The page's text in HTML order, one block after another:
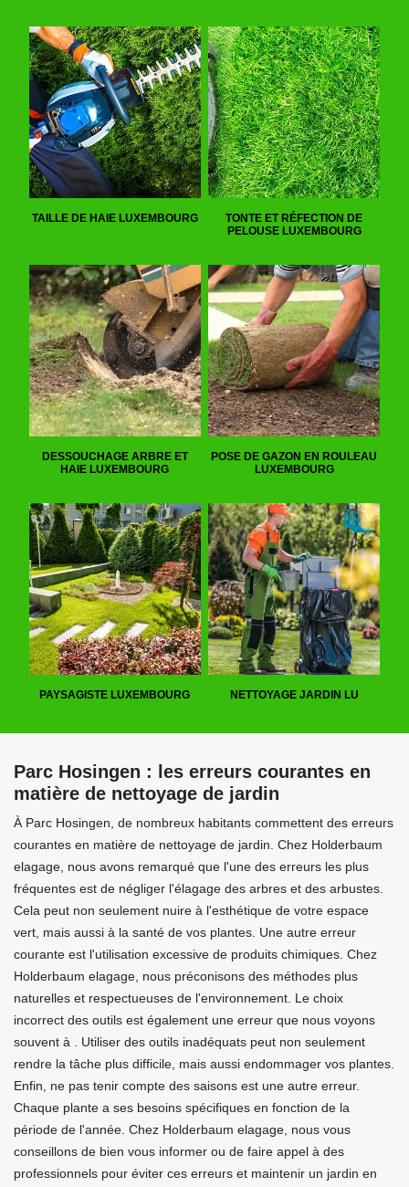
TAILLE DE HAIE LUXEMBOURG
TONTE ET RÉFECTION DE
PELOUSE LUXEMBOURG
DESSOUCHAGE ARBRE ET
HAIE LUXEMBOURG
POSE DE GAZON EN ROULEAU
LUXEMBOURG
PAYSAGISTE LUXEMBOURG NETTOYAGE JARDIN LU
Parc Hosingen : les erreurs courantes en
matière de nettoyage de jardin
À Parc Hosingen, de nombreux habitants commettent des erreurs
courantes en matière de nettoyage de jardin. Chez Holderbaum
elagage, nous avons remarqué que l'une des erreurs les plus
fréquentes est de négliger l'élagage des arbres et des arbustes.
Cela peut non seulement nuire à l'esthétique de votre espace
vert, mais aussi à la santé de vos plantes. Une autre erreur
courante est l'utilisation excessive de produits chimiques. Chez
Holderbaum elagage, nous préconisons des méthodes plus
naturelles et respectueuses de l'environnement. Le choix
incorrect des outils est également une erreur que nous voyons
souvent à . Utiliser des outils inadéquats peut non seulement
rendre la tâche plus difficile, mais aussi endommager vos plantes.
Enfin, ne pas tenir compte des saisons est une autre erreur.
Chaque plante a ses besoins spécifiques en fonction de la
période de l'année. Chez Holderbaum elagage, nous vous
conseillons de bien vous informer ou de faire appel à des
professionnels pour éviter ces erreurs et maintenir un jardin en